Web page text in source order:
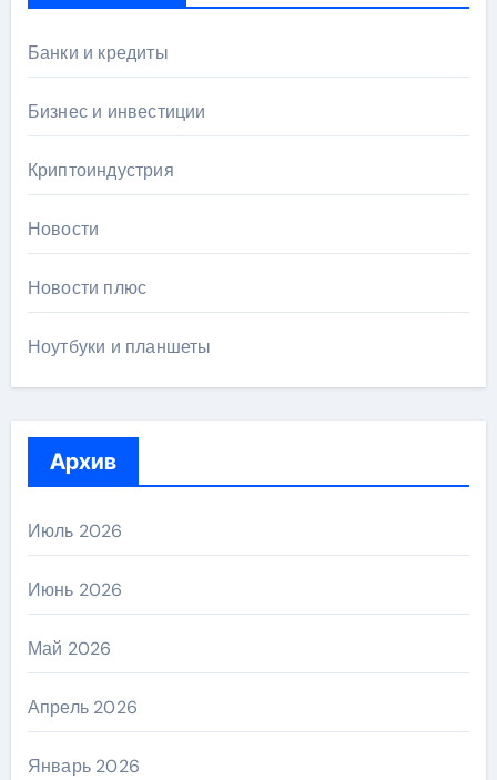
Банки и кредиты
Бизнес и инвестиции
Криптоиндустрия
Новости
Новости плюс
Ноутбуки и планшеты
Архив
Июль 2026
Июнь 2026
Май 2026
Апрель 2026
Январь 2026